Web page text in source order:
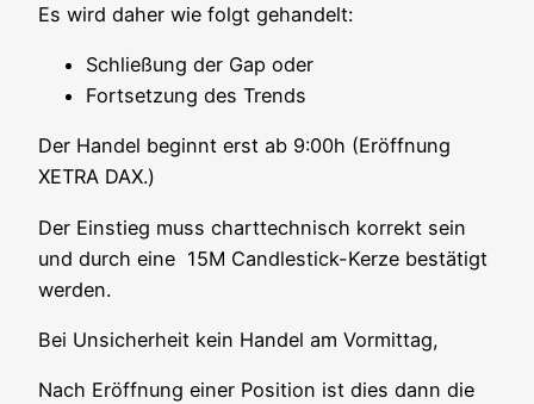
Es wird daher wie folgt gehandelt:
Schlie­ßung der Gap oder
Fort­set­zung des Trends
Der Han­del beginnt erst ab 9:00h (Eröff­nung
XETRA DAX.)
Der Ein­stieg muss chart­tech­nisch kor­rekt sein
und durch eine 15M Cand­le­stick-Ker­ze bestä­tigt
werden.
Bei Unsi­cher­heit kein Han­del am Vormittag,
Nach Eröff­nung einer Posi­ti­on ist dies dann die